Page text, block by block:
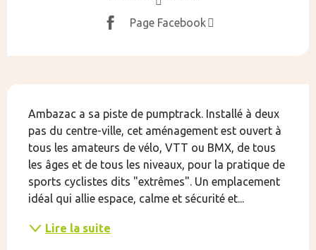
Page Facebook
Ambazac a sa piste de pumptrack. Installé à deux
pas du centre-ville, cet aménagement est ouvert à
tous les amateurs de vélo, VTT ou BMX, de tous
les âges et de tous les niveaux, pour la pratique de
sports cyclistes dits "extrêmes". Un emplacement
idéal qui allie espace, calme et sécurité et...
Lire la suite